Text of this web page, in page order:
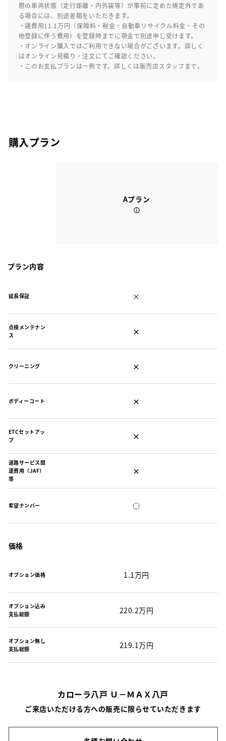
際の車両状態（走行距離・内外装等）が事前に定めた規定外であ
る場合には、別途差額をいただきます。
・諸費用11.1万円（保険料・税金・自動車リサイクル料金・その
他登録に伴う費用）を登録時までに現金で別途申し受けます。
・オンライン購入ではご利用できない場合がございます。詳しく
はオンライン見積り・注文にてご確認ください。
・このお支払プランは一例です。詳しくは販売店スタッフまで。
購入プラン
Aプラン
プラン内容
延長保証 ×
点検メンテナン
ス
×
クリーニング ×
ボディーコート ×
ETCセットアッ
プ
×
道路サービス関
連費用（JAF）
等
×
希望ナンバー ○
価格
オプション価格 1.1万円
オプション込み
支払総額
220.2万円
オプション無し
支払総額
219.1万円
カローラ八戸 Ｕ－ＭＡＸ八戸
ご来店いただける方への販売に限らせていただきます